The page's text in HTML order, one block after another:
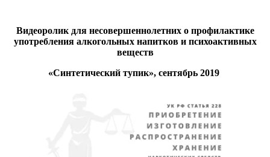
Видеоролик для несовершеннолетних о профилактике
употребления алкогольных напитков и психоактивных
веществ
«Синтетический тупик», сентябрь 2019